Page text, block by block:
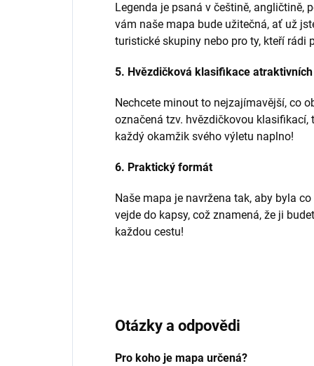
Legenda je psaná v češtině, angličtině,
vám naše mapa bude užitečná, ať už
turistické skupiny nebo pro ty, kteří rádi
5. Hvězdičková klasifikace
Nechcete minout to nejzajímavější, co
označená tzv. hvězdičkovou klasifikací,
každý okamžik svého výletu naplno!
6. Praktický formát
Naše mapa je navržena tak, aby byla
vejde do kapsy, což znamená, že ji
každou cestu!
Otázky a odpovědi
Pro koho je mapa určená?